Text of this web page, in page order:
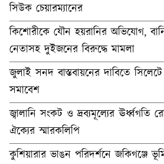
সিউক চেয়ারম্যানের
কিশোরীকে যৌন হয়রানির অভিযোগ,
নেতাসহ দুইজনের বিরুদ্ধে মামলা
জুলাই সনদ বাস্তবায়নের দাবিতে
সমাবেশ
জ্বালানি সংকট ও দ্রব্যমূল্যের ঊর্ধ্বগতি
ঐক্যের স্মারকলিপি
কুশিয়ারার ভাঙন পরিদর্শনে জকিগঞ্জে